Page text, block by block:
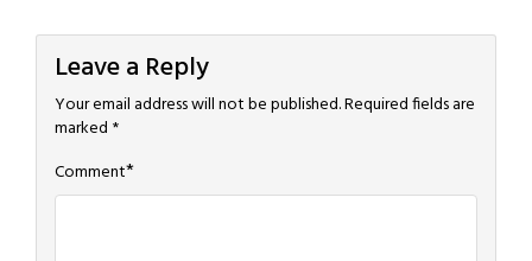
Leave a Reply
Your email address will not be published.Required fields are
marked *
Comment*